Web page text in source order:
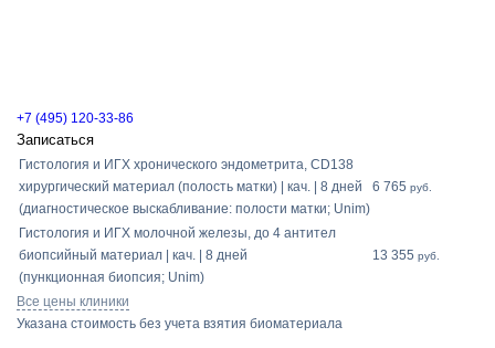
+7 (495) 120-33-86
Записаться
Гистология и ИГХ хронического эндометрита, СD138
хирургический материал (полость матки) | кач. | 8 дней
(диагностическое выскабливание: полости матки; Unim)
6 765 руб.
Гистология и ИГХ молочной железы, до 4 антител
биопсийный материал | кач. | 8 дней
(пункционная биопсия; Unim)
13 355 руб.
Все цены клиники
Указана стоимость без учета взятия биоматериала